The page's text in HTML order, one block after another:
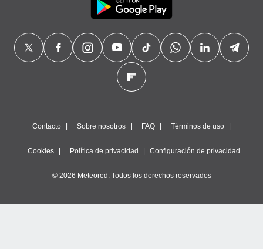
Contacto Sobre nosotros FAQ Términos de uso
Cookies Política de privacidad Configuración de privacidad
© 2026 Meteored. Todos los derechos reservados